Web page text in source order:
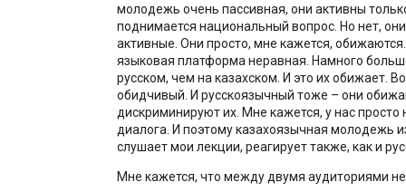
молодежь очень пассивная, они активны
поднимается национальный вопрос. Но нет,
активные. Они просто, мне кажется,
языковая платформа неравная. Намного
русском, чем на казахском. И это их обижает.
обидчивый. И русскоязычный тоже – они
дискриминируют их. Мне кажется, у нас просто
диалога. И поэтому казахоязычная молодежь
слушает мои лекции, реагирует также, как и
Мне кажется, что между двумя аудиториями